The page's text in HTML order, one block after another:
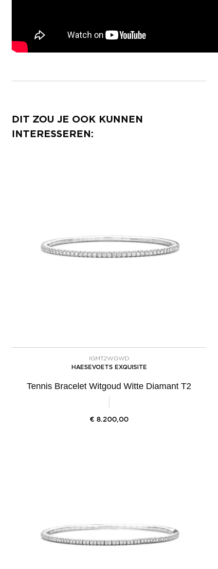
DIT ZOU JE OOK KUNNEN
INTERESSEREN:
IGMT2WGWD
HAESEVOETS EXQUISITE
Tennis Bracelet Witgoud Witte Diamant T2
€ 8.200,00